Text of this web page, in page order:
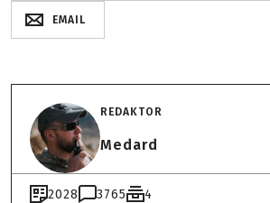
EMAIL
REDAKTOR
Medard
2028 3765 4